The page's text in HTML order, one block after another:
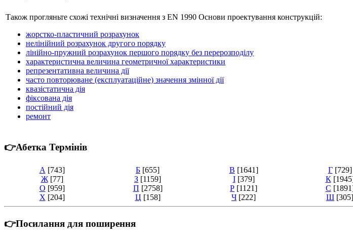
Також прогляньте схожі технічні визначення з EN 1990 Основи проектування конструкцій:
жорстко-пластичний розрахунок
нелінійний розрахунок другого порядку
лінійно-пружний розрахунок першого порядку без перерозподілу
характеристична величина геометричної характеристики
репрезентативна величина дії
часто повторюване (експлуатаційне) значення змінної дії
квазістатична дія
фіксована дія
постійний дія
ремонт
👉Абетка Термінів
А [743] Б [655] В [1641] Г [729]
Ж [77] З [1159] І [379] К
О [959] П [2758] Р [1121] С
Х [204] Ц [158] Ч [222] Ш [305]
👉Посилання для поширення